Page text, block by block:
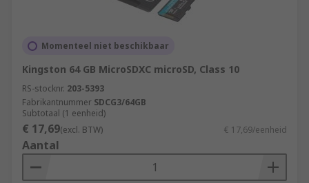
Momenteel niet beschikbaar
Kingston 64 GB MicroSDXC microSD, Class 10
RS-stocknr. 203-5393
Fabrikantnummer SDCG3/64GB
Subtotaal (1 eenheid)
€ 17,69(excl. BTW) € 17,69/eenheid
Aantal